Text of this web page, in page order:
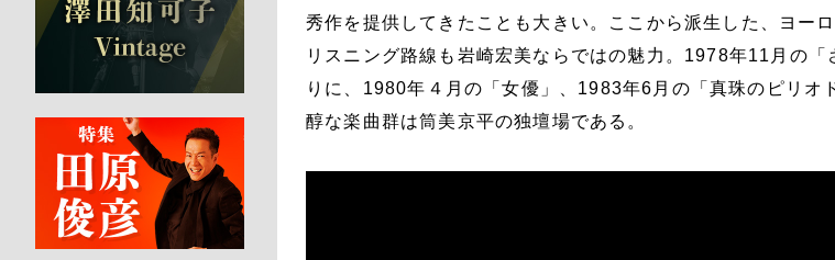
秀作を提供してきたことも大きい。ここから派生した、ヨー
リスニング路線も岩崎宏美ならではの魅力。1978年11月の「
りに、1980年４月の「女優」、1983年6月の「真珠のピリオ
醇な楽曲群は筒美京平の独壇場である。